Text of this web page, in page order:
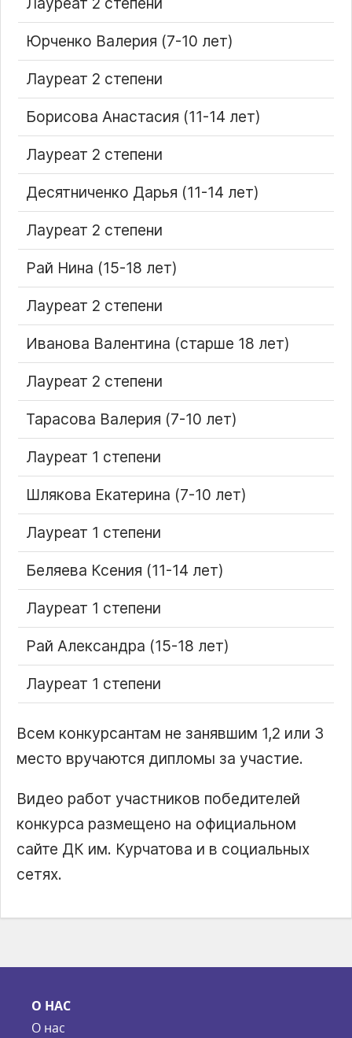
Юрченко Валерия (7-10 лет)
Лауреат 2 степени
Борисова Анастасия (11-14 лет)
Лауреат 2 степени
Десятниченко Дарья (11-14 лет)
Лауреат 2 степени
Рай Нина (15-18 лет)
Лауреат 2 степени
Иванова Валентина (старше 18 лет)
Лауреат 2 степени
Тарасова Валерия (7-10 лет)
Лауреат 1 степени
Шлякова Екатерина (7-10 лет)
Лауреат 1 степени
Беляева Ксения (11-14 лет)
Лауреат 1 степени
Рай Александра (15-18 лет)
Лауреат 1 степени
Всем конкурсантам не занявшим 1,2 или 3
место вручаются дипломы за участие.
Видео работ участников победителей
конкурса размещено на официальном
сайте ДК им. Курчатова и в социальных
сетях.
О НАС
О нас